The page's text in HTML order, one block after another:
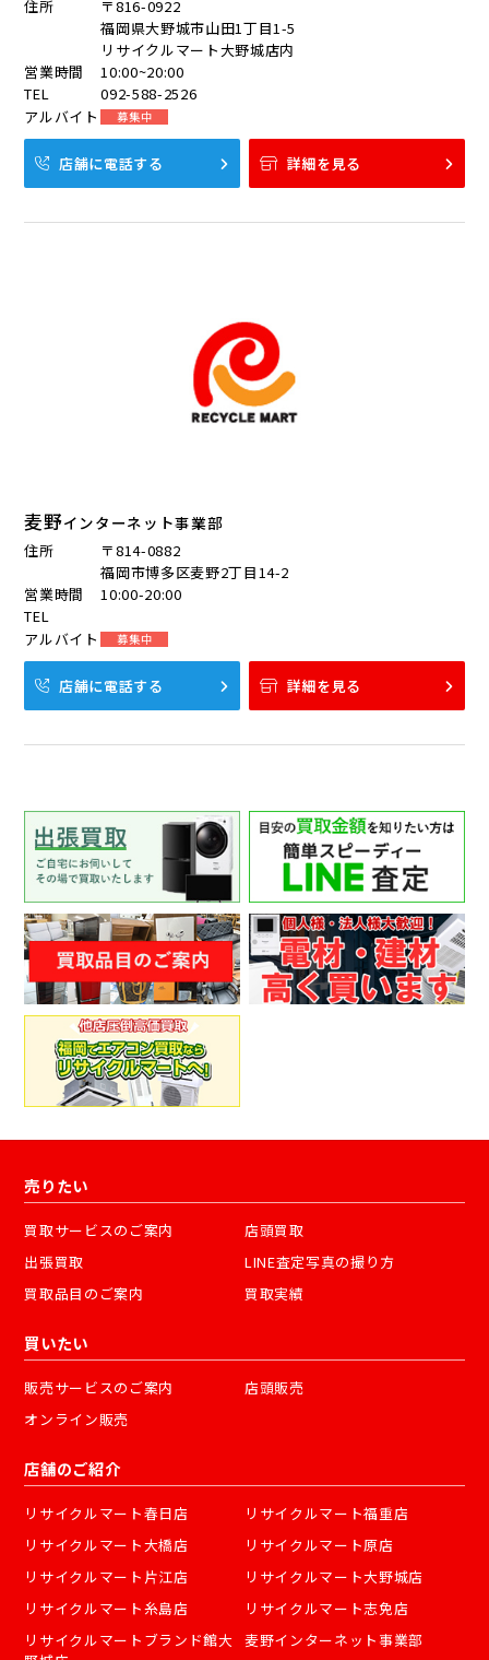
住所
〒816-0922
福岡県大野城市山田1丁目1-5
リサイクルマート大野城店内
営業時間
10:00~20:00
TEL
092-588-2526
アルバイト
募集中
店舗に電話する 詳細を見る
麦野インターネット事業部
住所
〒814-0882
福岡市博多区麦野2丁目14-2
営業時間
10:00-20:00
TEL
アルバイト
募集中
店舗に電話する 詳細を見る
売りたい
買取サービスのご案内
店頭買取
出張買取
LINE査定写真の撮り方
買取品目のご案内
買取実績
買いたい
販売サービスのご案内
店頭販売
オンライン販売
店舗のご紹介
リサイクルマート春日店
リサイクルマート福重店
リサイクルマート大橋店
リサイクルマート原店
リサイクルマート片江店
リサイクルマート大野城店
リサイクルマート糸島店
リサイクルマート志免店
リサイクルマートブランド館大 麦野インターネット事業部